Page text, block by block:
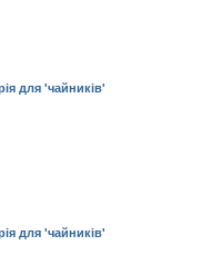
для 'чайників'
для 'чайників'